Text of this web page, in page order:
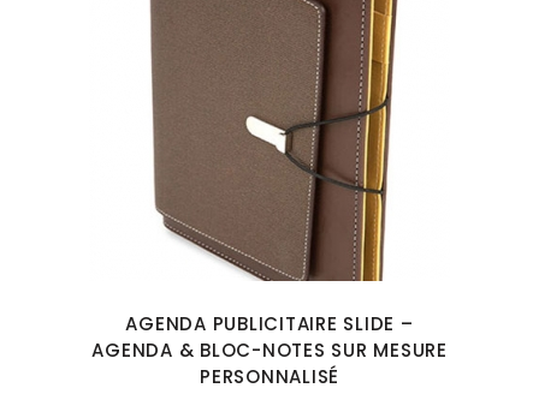
AGENDA PUBLICITAIRE SLIDE –
AGENDA & BLOC-NOTES SUR MESURE
PERSONNALISÉ